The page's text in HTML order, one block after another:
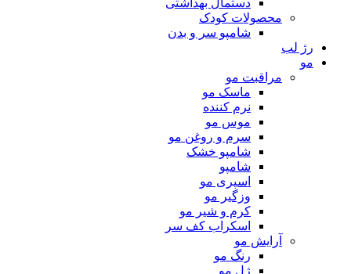
محصولات کودک
شامپو سر و بدن
رژ لب
مو
مراقبت مو
ماسک مو
نرم کننده
موس مو
سرم و روغن مو
شامپو خشک
شامپو
اسپری مو
وزگیر مو
کرم و شیر مو
اسکراب کف سر
آرایش مو
رنگ مو
ژل مو